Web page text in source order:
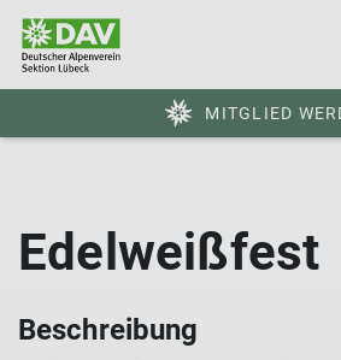
MITGLIED
Edelweißfest
Beschreibung